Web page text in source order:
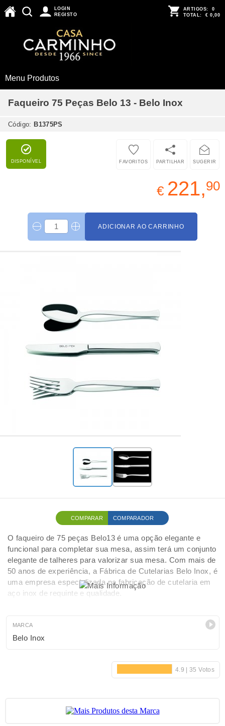
LOGIN
REGISTO
ARTIGOS: 0
TOTAL: € 0,00
Menu Produtos
Faqueiro 75 Peças Belo 13 - Belo Inox
Código: B1375PS
DISPONÍVEL SUGERIR
PARTILHAR
FAVORITOS
€ 221,90
ADICIONAR AO CARRINHO
COMPARAR COMPARADOR
O faqueiro de 75 peças Belo13 é uma opção elegante e
funcional para completar sua mesa, assim terá um conjunto
elegante de talheres para valorizar sua mesa. Com mais de
50 anos de experiência, a Fábrica de Cutelarias Belo Inox, é
uma empresa especializada na fabricação de cutelaria em
aço inox de requinte e qualidade.
MARCA
Belo Inox